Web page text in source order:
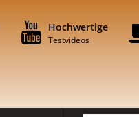
Hochwertige
Testvideos